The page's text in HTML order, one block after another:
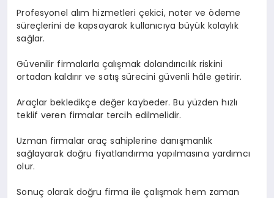
Profesyonel alım hizmetleri çekici, noter ve ödeme
süreçlerini de kapsayarak kullanıcıya büyük kolaylık
sağlar.
Güvenilir firmalarla çalışmak dolandırıcılık riskini
ortadan kaldırır ve satış sürecini güvenli hâle getirir.
Araçlar bekledikçe değer kaybeder. Bu yüzden hızlı
teklif veren firmalar tercih edilmelidir.
Uzman firmalar araç sahiplerine danışmanlık
sağlayarak doğru fiyatlandırma yapılmasına yardımcı
olur.
Sonuç olarak doğru firma ile çalışmak hem zaman